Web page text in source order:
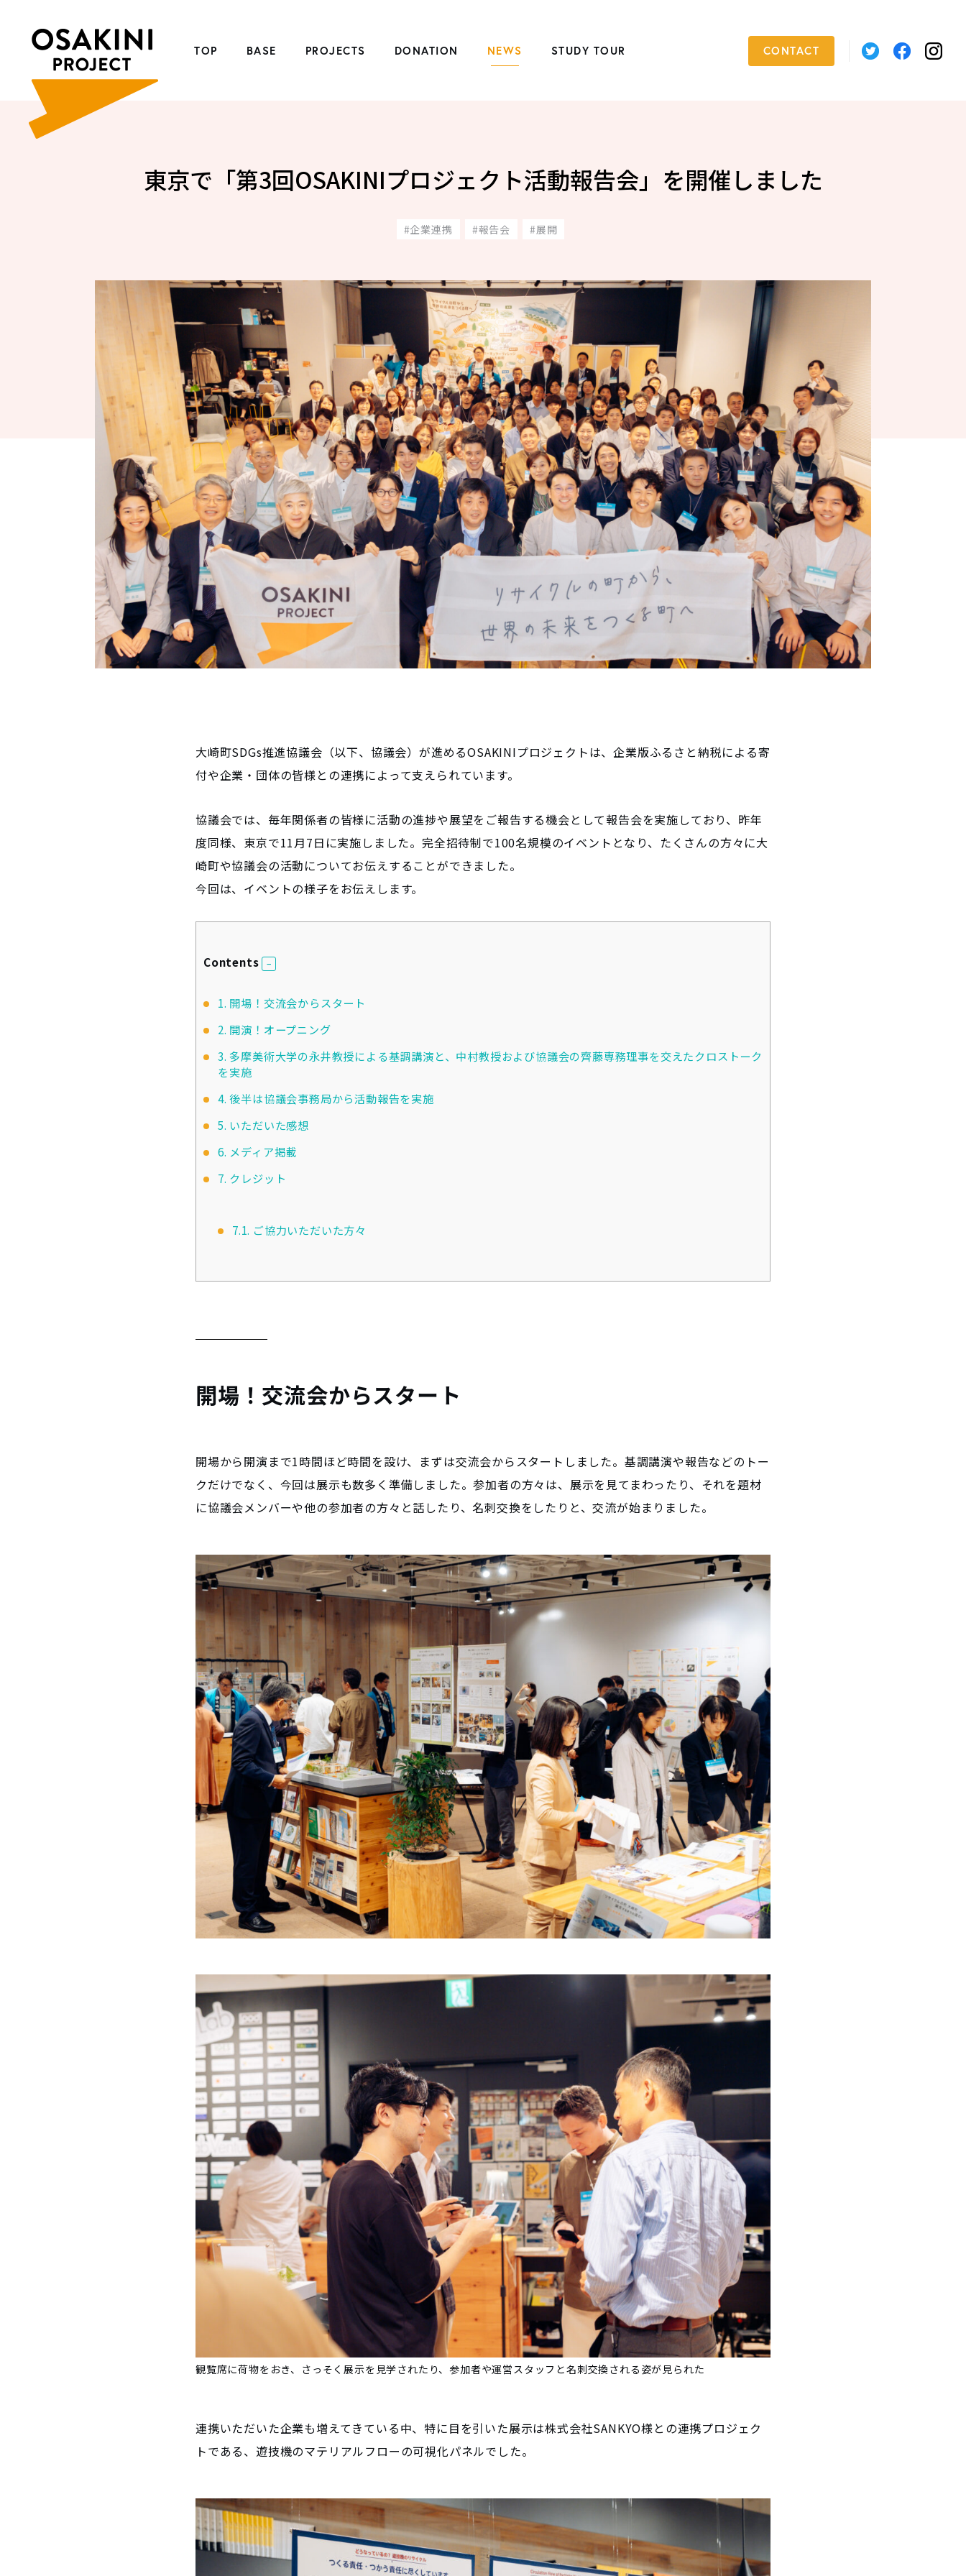
TOP BASE PROJECTS DONATION NEWS STUDY TOUR CONTACT
東京で「第3回OSAKINIプロジェクト活動報告会」を開催しました
企業連携 報告会 展開
大崎町SDGs推進協議会（以下、協議会）が進めるOSAKINIプロジェクトは、企業版ふるさと納税による寄
付や企業・団体の皆様との連携によって支えられています。
協議会では、毎年関係者の皆様に活動の進捗や展望をご報告する機会として報告会を実施しており、昨年
度同様、東京で11月7日に実施しました。完全招待制で100名規模のイベントとなり、たくさんの方々に大
崎町や協議会の活動についてお伝えすることができました。
今回は、イベントの様子をお伝えします。
Contents
1. 開場！交流会からスタート
2. 開演！オープニング
3. 多摩美術大学の永井教授による基調講演と、中村教授および協議会の齊藤専務理事を交えたクロストーク
を実施
4. 後半は協議会事務局から活動報告を実施
5. いただいた感想
6. メディア掲載
7. クレジット
7.1. ご協力いただいた方々
開場！交流会からスタート
開場から開演まで1時間ほど時間を設け、まずは交流会からスタートしました。基調講演や報告などのトー
クだけでなく、今回は展示も数多く準備しました。参加者の方々は、展示を見てまわったり、それを題材
に協議会メンバーや他の参加者の方々と話したり、名刺交換をしたりと、交流が始まりました。
観覧席に荷物をおき、さっそく展示を見学されたり、参加者や運営スタッフと名刺交換される姿が見られた
連携いただいた企業も増えてきている中、特に目を引いた展示は株式会社SANKYO様との連携プロジェク
トである、遊技機のマテリアルフローの可視化パネルでした。